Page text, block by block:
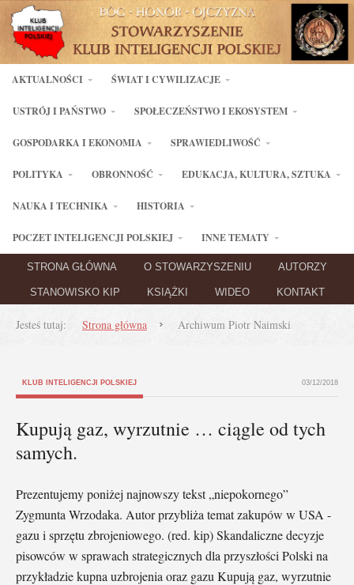
AKTUALNOŚCI ŚWIAT I CYWILIZACJE
USTRÓJ I PAŃSTWO SPOŁECZEŃSTWO I EKOSYSTEM
GOSPODARKA I EKONOMIA SPRAWIEDLIWOŚĆ
POLITYKA OBRONNOŚĆ EDUKACJA, KULTURA, SZTUKA
NAUKA I TECHNIKA HISTORIA
POCZET INTELIGENCJI POLSKIEJ INNE TEMATY
STRONA GŁÓWNA O STOWARZYSZENIU AUTORZY
STANOWISKO KIP KSIĄŻKI WIDEO KONTAKT
Jesteś tutaj: Strona główna Archiwum Piotr Naimski
KLUB INTELIGENCJI POLSKIEJ 03/12/2018
Kupują gaz, wyrzutnie … ciągle od tych
samych.
Prezentujemy poniżej najnowszy tekst „niepokornego”
Zygmunta Wrzodaka. Autor przybliża temat zakupów w USA -
gazu i sprzętu zbrojeniowego. (red. kip) Skandaliczne decyzje
pisowców w sprawach strategicznych dla przyszłości Polski na
przykładzie kupna uzbrojenia oraz gazu Kupują gaz, wyrzutnie